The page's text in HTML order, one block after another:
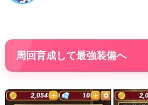
周回育成して最強装備へ